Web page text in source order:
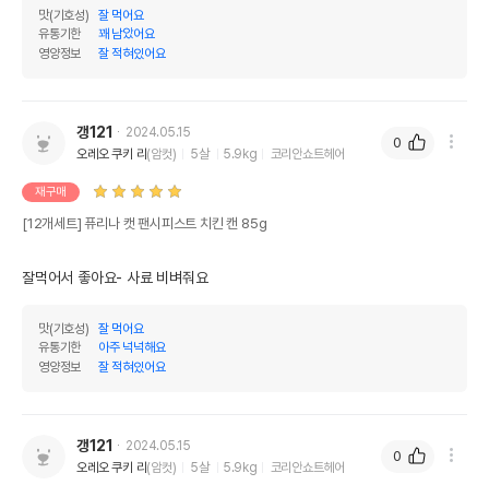
맛(기호성)
잘 먹어요
유통기한
꽤 남았어요
영양정보
잘 적혀있어요
갱121
2024.05.15
오레오 쿠키 리(암컷) 5살 5.9kg 코리안쇼트헤어
재구매
[12개세트] 퓨리나 캣 팬시피스트 치킨 캔 85g
잘먹어서 좋아요- 사료 비벼줘요
맛(기호성)
잘 먹어요
유통기한
아주 넉넉해요
영양정보
잘 적혀있어요
0
갱121
2024.05.15
오레오 쿠키 리(암컷) 5살 5.9kg 코리안쇼트헤어
0